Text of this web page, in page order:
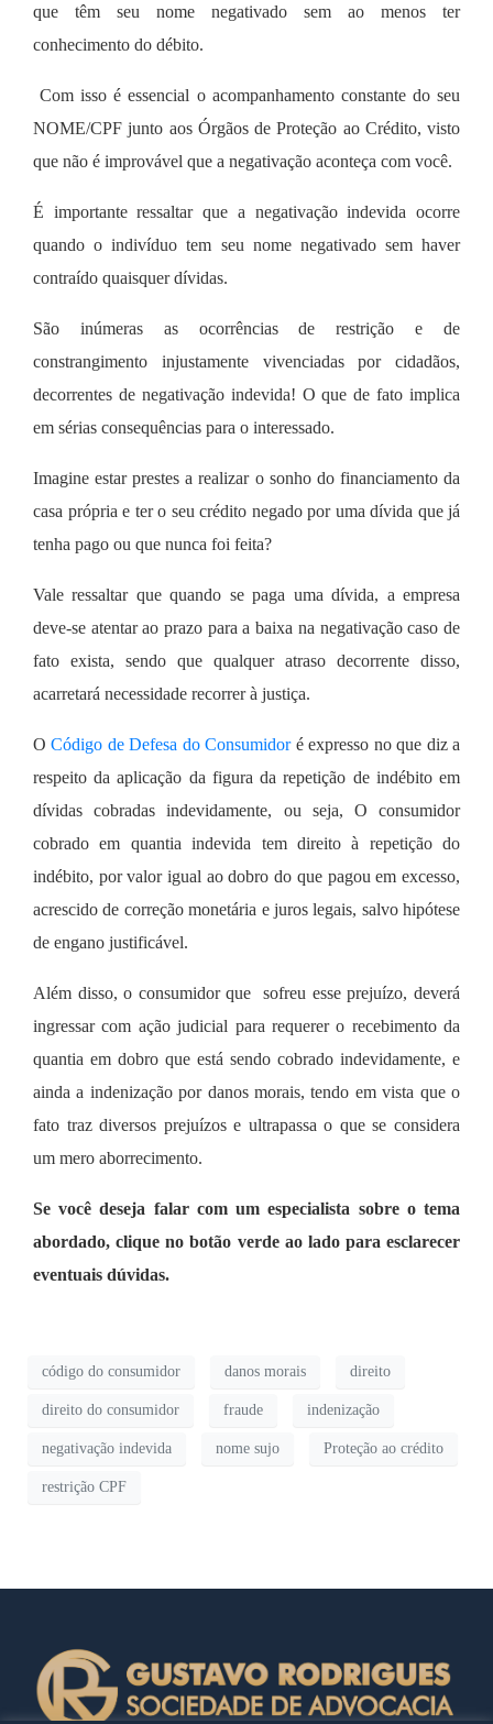
que têm seu nome negativado sem ao menos ter
conhecimento do débito.
Com isso é essencial o acompanhamento constante do seu
NOME/CPF junto aos Órgãos de Proteção ao Crédito, visto
que não é improvável que a negativação aconteça com você.
É importante ressaltar que a negativação indevida ocorre
quando o indivíduo tem seu nome negativado sem haver
contraído quaisquer dívidas.
São inúmeras as ocorrências de restrição e de
constrangimento injustamente vivenciadas por cidadãos,
decorrentes de negativação indevida! O que de fato implica
em sérias consequências para o interessado.
Imagine estar prestes a realizar o sonho do financiamento da
casa própria e ter o seu crédito negado por uma dívida que já
tenha pago ou que nunca foi feita?
Vale ressaltar que quando se paga uma dívida, a empresa
deve-se atentar ao prazo para a baixa na negativação caso de
fato exista, sendo que qualquer atraso decorrente disso,
acarretará necessidade recorrer à justiça.
OCódigo de Defesa do Consumidoré expresso no que diz a
respeito da aplicação da figura da repetição de indébito em
dívidas cobradas indevidamente, ou seja, O consumidor
cobrado em quantia indevida tem direito à repetição do
indébito, por valor igual ao dobro do que pagou em excesso,
acrescido de correção monetária e juros legais, salvo hipótese
de engano justificável.
Além disso, o consumidor que sofreu esse prejuízo, deverá
ingressar com ação judicial para requerer o recebimento da
quantia em dobro que está sendo cobrado indevidamente, e
ainda a indenização por danos morais, tendo em vista que o
fato traz diversos prejuízos e ultrapassa o que se considera
um mero aborrecimento.
Se você deseja falar com um especialista sobre o tema
abordado, clique no botão verde ao lado para esclarecer
eventuais dúvidas.
código do consumidor danos morais direito
direito do consumidor fraude indenização
negativação indevida nome sujo Proteção ao crédito
restrição CPF